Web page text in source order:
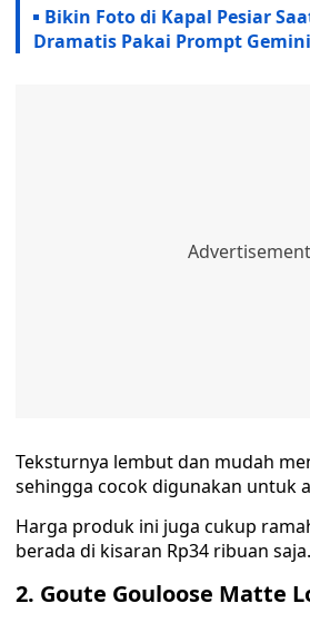
Bikin Foto di Kapal Pesiar
Dramatis Pakai Prompt
Teksturnya lembut dan mudah
sehingga cocok digunakan untuk
Harga produk ini juga cukup
berada di kisaran Rp34 ribuan saja.
2. Goute Gouloose Matte